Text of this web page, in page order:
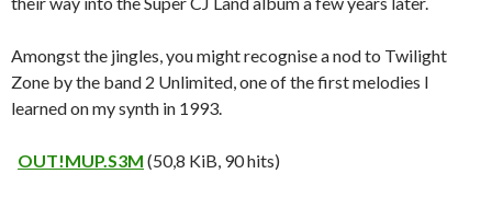
Amongst the jingles, you might recognise a nod to Twilight
Zone by the band 2 Unlimited, one of the first melodies I
learned on my synth in 1993.
OUT!MUP.S3M (50,8 KiB, 90 hits)